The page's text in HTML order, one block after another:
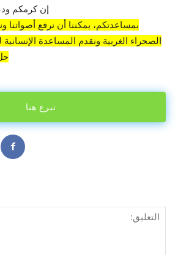
إن كرمكم
بمساعدتكم، يمكننا أن نرفع
الصحراء الغربية ونقدم المساعدة
تبرع هنا